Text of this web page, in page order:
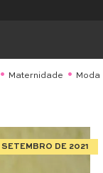
Maternidade Moda
SETEMBRO DE 2021